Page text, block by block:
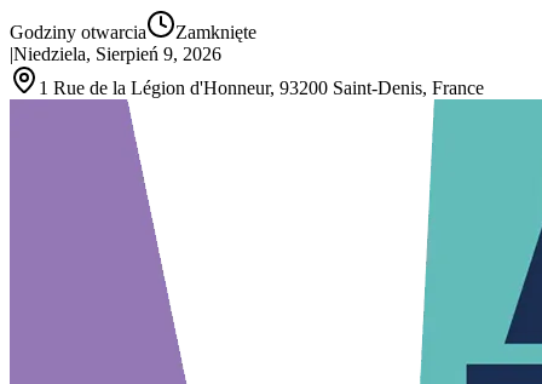
Godziny otwarcia
Zamknięte
|Niedziela, Sierpień 9, 2026
1 Rue de la Légion d'Honneur, 93200 Saint‑Denis, France